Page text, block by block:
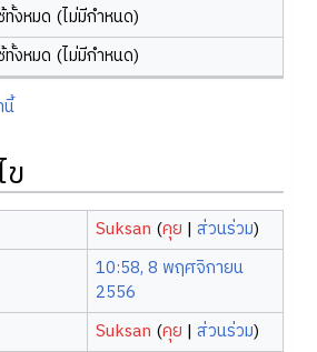
งหมด (ไม่มีกำหนด)
งหมด (ไม่มีกำหนด)
นี้
Suksan (คุย |ส่วนร่วม)
10:58, 8 พฤศจิกายน
2556
Suksan (คุย |ส่วนร่วม)